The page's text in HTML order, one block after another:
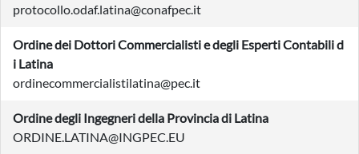
protocollo.odaf.latina@conafpec.it
Ordine dei Dottori Commercialisti e degli Esperti Contabili d
i Latina
ordinecommercialistilatina@pec.it
Ordine degli Ingegneri della Provincia di Latina
ORDINE.LATINA@INGPEC.EU